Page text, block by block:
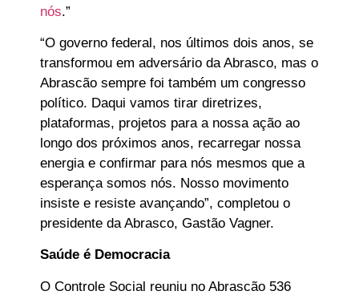
nós.”
“O governo federal, nos últimos dois anos, se
transformou em adversário da Abrasco, mas o
Abrascão sempre foi também um congresso
político. Daqui vamos tirar diretrizes,
plataformas, projetos para a nossa ação ao
longo dos próximos anos, recarregar nossa
energia e confirmar para nós mesmos que a
esperança somos nós. Nosso movimento
insiste e resiste avançando”, completou o
presidente da Abrasco, Gastão Vagner.
Saúde é Democracia
O Controle Social reuniu no Abrascão 536